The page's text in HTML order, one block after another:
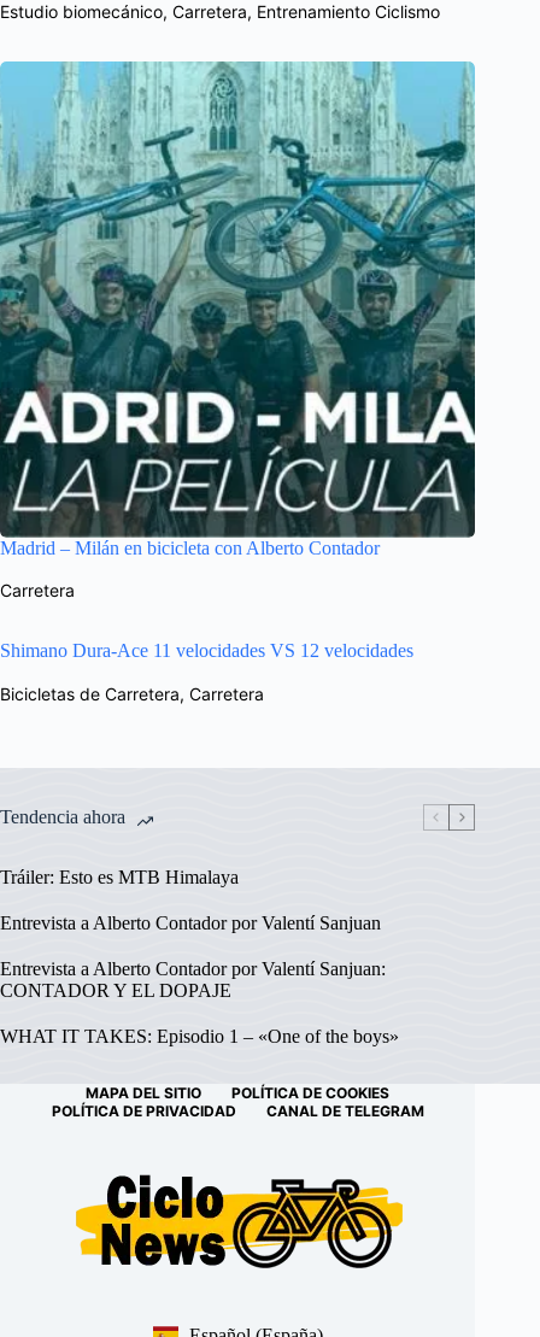
Estudio biomecánico, Carretera, Entrenamiento Ciclismo
Madrid – Milán en bicicleta con Alberto Contador
Carretera
Shimano Dura-Ace 11 velocidades VS 12 velocidades
Bicicletas de Carretera, Carretera
Tendencia ahora
Tráiler: Esto es MTB Himalaya
Entrevista a Alberto Contador por Valentí Sanjuan
Entrevista a Alberto Contador por Valentí Sanjuan:
CONTADOR Y EL DOPAJE
WHAT IT TAKES: Episodio 1 – «One of the boys»
MAPA DEL SITIO
POLÍTICA DE COOKIES
POLÍTICA DE PRIVACIDAD
CANAL DE TELEGRAM